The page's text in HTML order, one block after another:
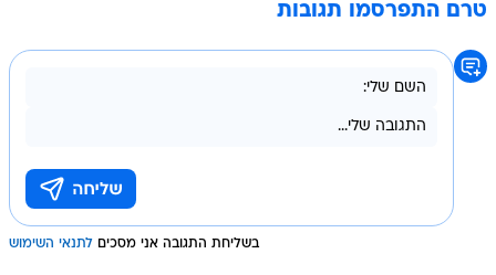
טרם התפרסמו תגובות
בשליחת התגובה אני מסכים לתנאי השימוש